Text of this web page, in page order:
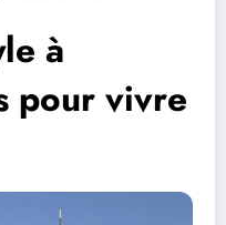
à
pour vivre